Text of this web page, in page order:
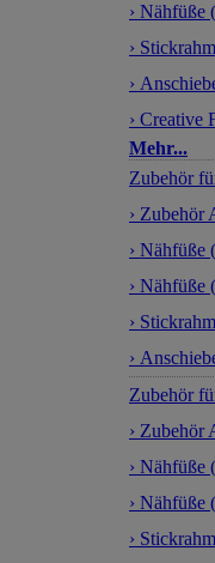
› Nähfüße
›
›
› Creative
Mehr...
Zubehör
› Zubehör
› Nähfüße
› Nähfüße
›
›
Zubehör
› Zubehör
› Nähfüße
› Nähfüße
›